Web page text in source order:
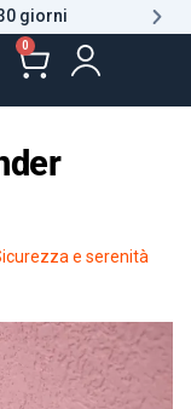
giorni
0
e serenità